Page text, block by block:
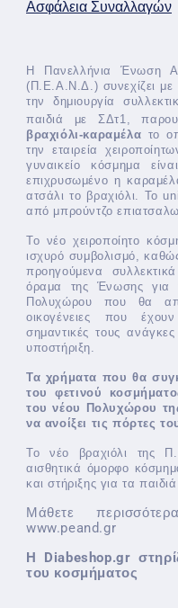
Ασφάλεια Συναλλαγών
Η Πανελλήνια Ένωση
(Π.Ε.Α.Ν.Δ.) συνεχίζει με
την δημιουργία
παιδιά με ΣΔτ1,
βραχιόλι-καραμέλα το
την εταιρεία
γυναικείο κόσμημα
επιχρυσωμένο η
ατσάλι το βραχιόλι. Το
από μπρούντζο
Το νέο χειροποίητο
ισχυρό συμβολισμό,
προηγούμενα
όραμα της Ένωσης για
Πολυχώρου που θα
οικογένειες που
σημαντικές τους
υποστήριξη.
Τα χρήματα που θα
του φετινού
του νέου Πολυχώρου
να ανοίξει τις πόρτες
Το νέο βραχιόλι της
αισθητικά όμορφο
και στήριξης για τα
Μάθετε
www.peand.gr
Η Diabeshop.gr
του κοσμήματος